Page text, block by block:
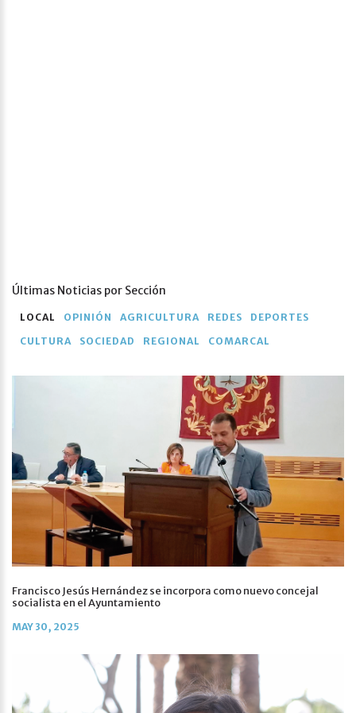
Últimas Noticias por Sección
LOCAL OPINIÓN AGRICULTURA REDES
DEPORTES
CULTURA
SOCIEDAD REGIONAL COMARCAL
Francisco Jesús Hernández se incorpora como nuevo concejal
socialista en el Ayuntamiento
MAY 30, 2025